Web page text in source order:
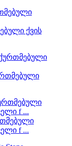
ქვის
f ...